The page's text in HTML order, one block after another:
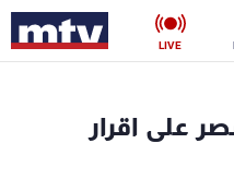
LIVE
على اقرار